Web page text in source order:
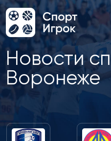
Новости
Воронеже